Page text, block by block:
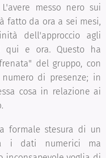
messo nero sui
fatto da ora a sei mesi,
dell'approccio agli
e ora. Questo ha
del gruppo, con
di presenze; in
cosa in relazione ai
formale stesura di un
i dati numerici ma